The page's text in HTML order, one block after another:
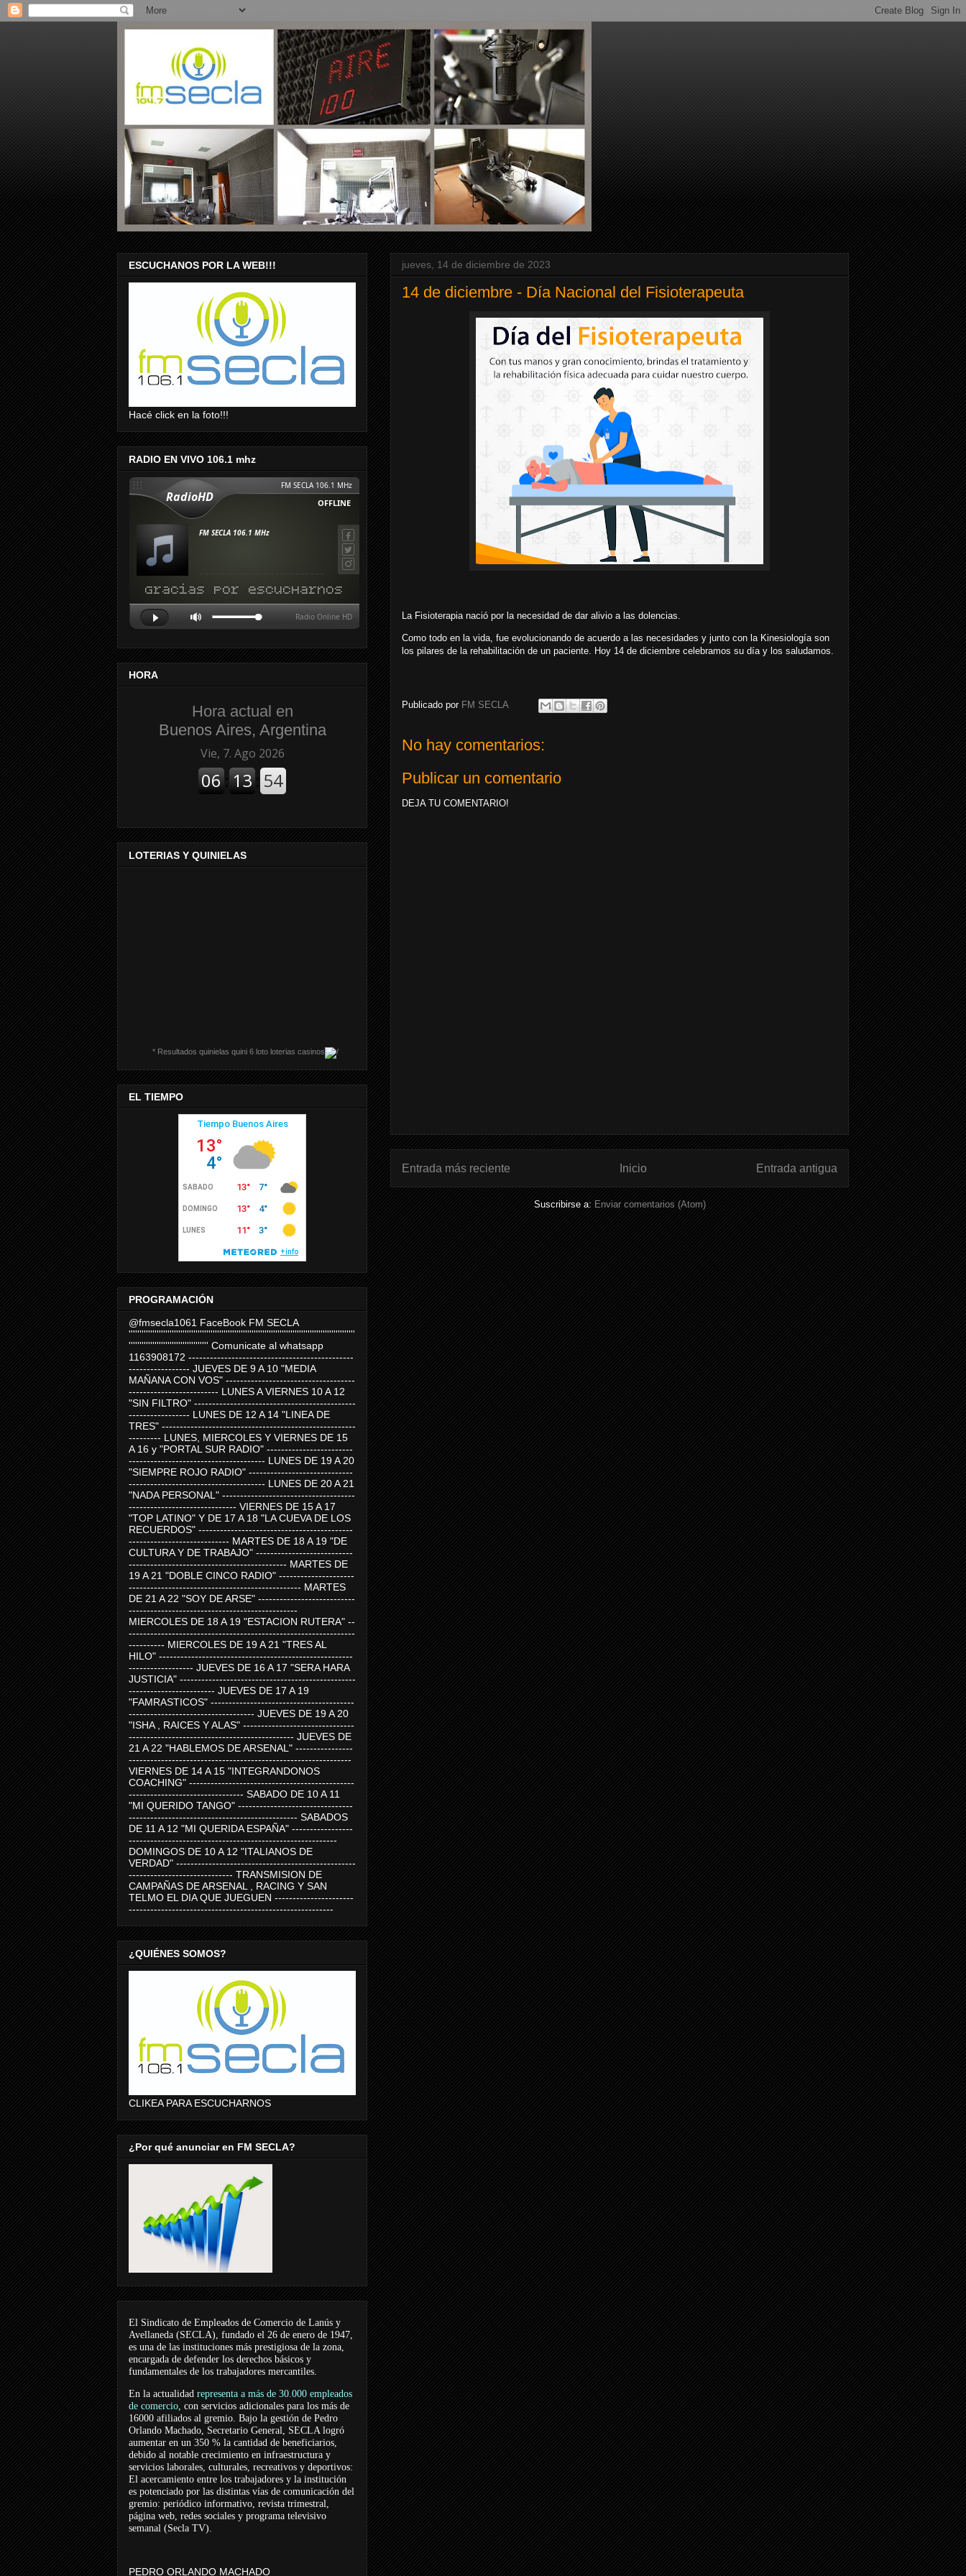
jueves, 14 de diciembre de 2023
14 de diciembre - Día Nacional del Fisioterapeuta
La Fisioterapia nació por la necesidad de dar alivio a las dolencias.
Como todo en la vida, fue evolucionando de acuerdo a las necesidades y junto con la Kinesiología son
los pilares de la rehabilitación de un paciente. Hoy 14 de diciembre celebramos su día y los saludamos.
Publicado por FM SECLA
No hay comentarios:
Publicar un comentario
DEJA TU COMENTARIO!
Entrada más reciente Entrada antigua
Inicio
Suscribirse a: Enviar comentarios (Atom)
ESCUCHANOS POR LA WEB!!!
Hacé click en la foto!!!
RADIO EN VIVO 106.1 mhz
HORA
Hora actual en
Buenos Aires, Argentina
LOTERIAS Y QUINIELAS
* Resultados quinielas quini 6 loto loterias casinos
EL TIEMPO
PROGRAMACIÓN
@fmsecla1061 FaceBook FM SECLA
'''''''''''''''''''''''''''''''''''''''''''''''''''''''''''''''''''''''''''''''''''''''''''''''''''''''''
''''''''''''''''''''''''''''''''''''' Comunicate al whatsapp
1163908172 ----------------------------------------------
----------------- JUEVES DE 9 A 10 "MEDIA
MAÑANA CON VOS" ------------------------------------
------------------------- LUNES A VIERNES 10 A 12
"SIN FILTRO" ---------------------------------------------
----------------- LUNES DE 12 A 14 "LINEA DE
TRES" ------------------------------------------------------
--------- LUNES, MIERCOLES Y VIERNES DE 15
A 16 y "PORTAL SUR RADIO" ------------------------
-------------------------------------- LUNES DE 19 A 20
"SIEMPRE ROJO RADIO" -----------------------------
-------------------------------------- LUNES DE 20 A 21
"NADA PERSONAL" -------------------------------------
------------------------------ VIERNES DE 15 A 17
"TOP LATINO" Y DE 17 A 18 "LA CUEVA DE LOS
RECUERDOS" -------------------------------------------
---------------------------- MARTES DE 18 A 19 "DE
CULTURA Y DE TRABAJO" ---------------------------
-------------------------------------------- MARTES DE
19 A 21 "DOBLE CINCO RADIO" ---------------------
------------------------------------------------ MARTES
DE 21 A 22 "SOY DE ARSE" ---------------------------
-----------------------------------------------
MIERCOLES DE 18 A 19 "ESTACION RUTERA" --
---------------------------------------------------------------
---------- MIERCOLES DE 19 A 21 "TRES AL
HILO" ------------------------------------------------------
------------------ JUEVES DE 16 A 17 "SERA HARA
JUSTICIA" -------------------------------------------------
------------------------ JUEVES DE 17 A 19
"FAMRASTICOS" ----------------------------------------
----------------------------------- JUEVES DE 19 A 20
"ISHA , RAICES Y ALAS" -------------------------------
---------------------------------------------- JUEVES DE
21 A 22 "HABLEMOS DE ARSENAL" ----------------
--------------------------------------------------------------
VIERNES DE 14 A 15 "INTEGRANDONOS
COACHING" ----------------------------------------------
-------------------------------- SABADO DE 10 A 11
"MI QUERIDO TANGO" --------------------------------
----------------------------------------------- SABADOS
DE 11 A 12 "MI QUERIDA ESPAÑA" -----------------
----------------------------------------------------------
DOMINGOS DE 10 A 12 "ITALIANOS DE
VERDAD" --------------------------------------------------
----------------------------- TRANSMISION DE
CAMPAÑAS DE ARSENAL , RACING Y SAN
TELMO EL DIA QUE JUEGUEN ----------------------
---------------------------------------------------------
¿QUIÉNES SOMOS?
CLIKEA PARA ESCUCHARNOS
¿Por qué anunciar en FM SECLA?
El Sindicato de Empleados de Comercio de Lanús y
Avellaneda (SECLA), fundado el 26 de enero de 1947,
es una de las instituciones más prestigiosa de la zona,
encargada de defender los derechos básicos y
fundamentales de los trabajadores mercantiles.
En la actualidad representa a más de 30.000 empleados
de comercio, con servicios adicionales para los más de
16000 afiliados al gremio. Bajo la gestión de Pedro
Orlando Machado, Secretario General, SECLA logró
aumentar en un 350 % la cantidad de beneficiarios,
debido al notable crecimiento en infraestructura y
servicios laborales, culturales, recreativos y deportivos:
El acercamiento entre los trabajadores y la institución
es potenciado por las distintas vías de comunicación del
gremio: periódico informativo, revista trimestral,
página web, redes sociales y programa televisivo
semanal (Secla TV).
PEDRO ORLANDO MACHADO